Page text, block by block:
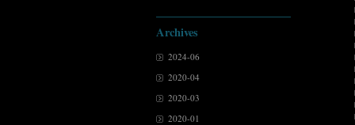
Archives
2024-06
2020-04
2020-03
2020-01